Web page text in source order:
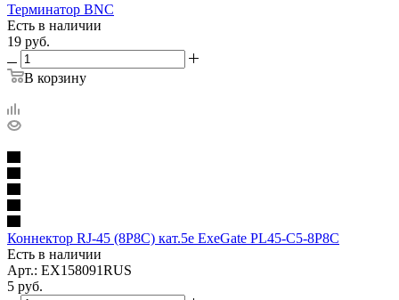
Терминатор BNC
Есть в наличии
19 руб.
В корзину
Коннектор RJ-45 (8P8C) кат.5е ExeGate PL45-C5-8P8C
Есть в наличии
Арт.: EX158091RUS
5 руб.